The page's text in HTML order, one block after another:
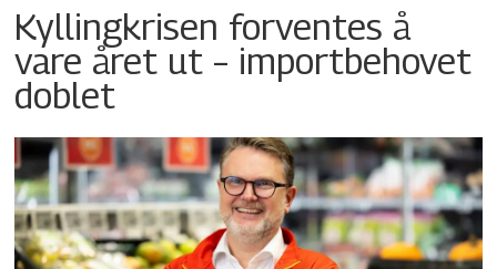
Kyllingkrisen forventes å
vare året ut – importbehovet
doblet